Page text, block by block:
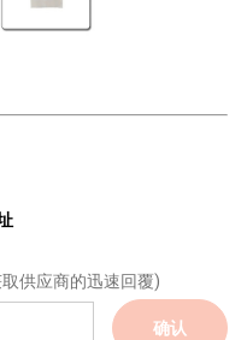
供应商的迅速回覆)
确认